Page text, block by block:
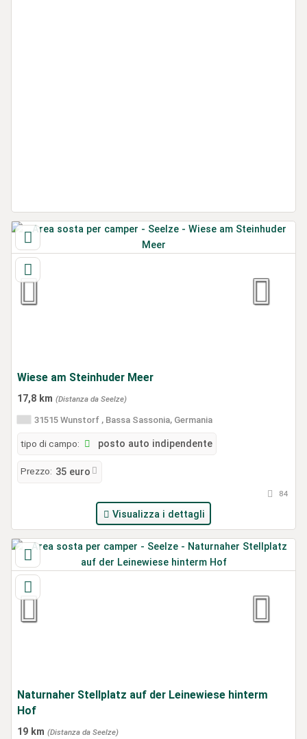
Wiese am Steinhuder Meer
17,8 km (Distanza da Seelze)
31515 Wunstorf , Bassa Sassonia, Germania
tipo di campo: posto auto indipendente
Prezzo: 35 euro
84
Visualizza i dettagli
Naturnaher Stellplatz auf der Leinewiese hinterm
Hof
19 km (Distanza da Seelze)